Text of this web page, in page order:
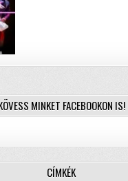
MINKET FACEBOOKON IS!
CÍMKÉK